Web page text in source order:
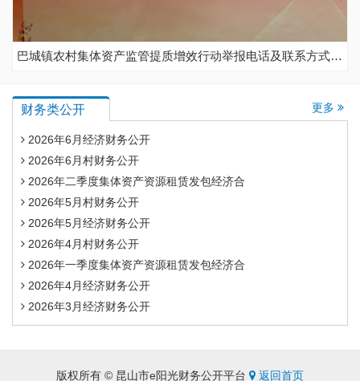
巴城镇农村集体资产监管提质增效行动举报电话及联系方式重要公示
财务类公开 更多
2026年6月经济财务公开
2026年6月村财务公开
2026年二季度集体资产资源租赁发包经济合
2026年5月村财务公开
2026年5月经济财务公开
2026年4月村财务公开
2026年一季度集体资产资源租赁发包经济合
2026年4月经济财务公开
2026年3月经济财务公开
版权所有 © 昆山市e阳光财务公开平台 返回首页